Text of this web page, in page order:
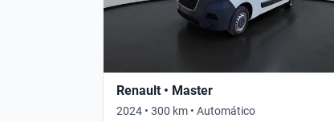
Renault • Master
2024 • 300 km • Automático